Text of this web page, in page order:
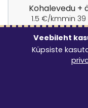
Kohalevedu +
1.5 €/kmmin
Kohalevedu +
1.5 €/kmmin
Kohalevedu
min
Tulen ise järele
Veebileht
Küpsiste